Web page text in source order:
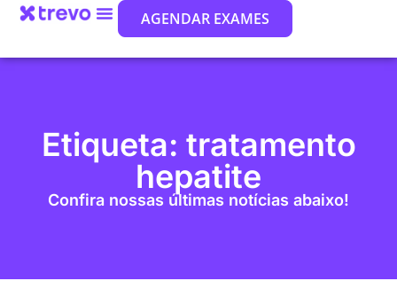
AGENDAR EXAMES
Etiqueta: tratamento
hepatite
Confira nossas últimas notícias abaixo!